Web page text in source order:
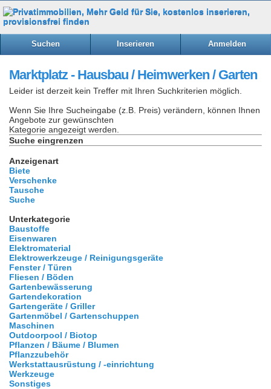
Suchen Inserieren Anmelden
Marktplatz - Hausbau / Heimwerken / Garten
Leider ist derzeit kein Treffer mit Ihren Suchkriterien möglich.
Wenn Sie Ihre Sucheingabe (z.B. Preis) verändern, können Ihnen
Angebote zur gewünschten
Kategorie angezeigt werden.
Suche eingrenzen
Anzeigenart
Biete
Verschenke
Tausche
Suche
Unterkategorie
Baustoffe
Eisenwaren
Elektromaterial
Elektrowerkzeuge / Reinigungsgeräte
Fenster / Türen
Fliesen / Böden
Gartenbewässerung
Gartendekoration
Gartengeräte / Griller
Gartenmöbel / Gartenschuppen
Maschinen
Outdoorpool / Biotop
Pflanzen / Bäume / Blumen
Pflanzzubehör
Werkstattausrüstung / -einrichtung
Werkzeuge
Sonstiges